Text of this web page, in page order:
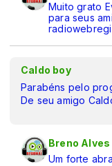
Muito grato
para seus
Caldo boy
Parabéns pelo
De seu amigo
Breno
Um forte